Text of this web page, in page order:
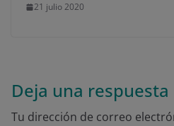
21 julio 2020
Deja una respuesta
Tu dirección de correo